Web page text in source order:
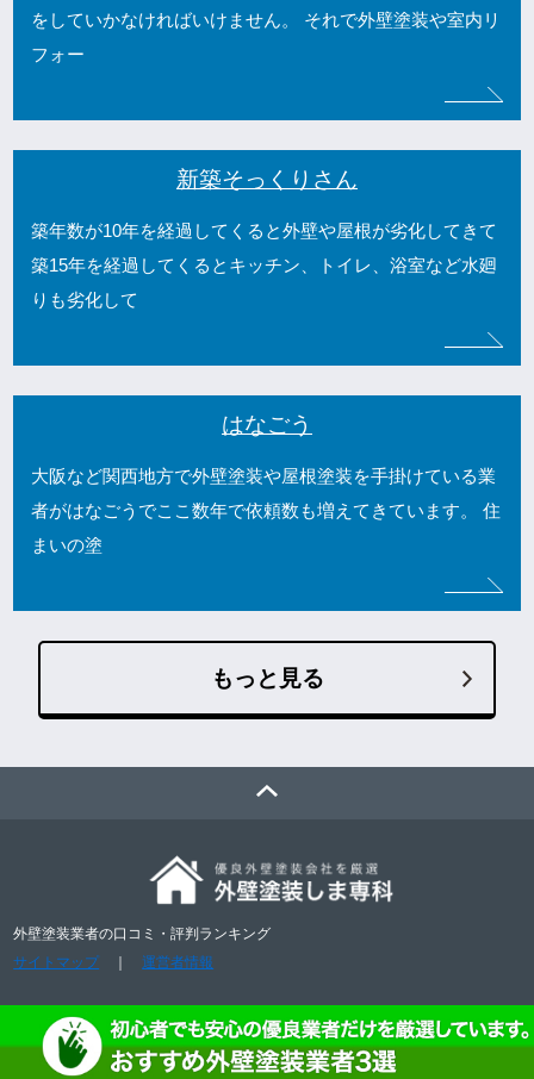
おすすめ外壁塗装会社3選
をしていかなければいけません。 それで外壁塗装や室内リ
フォー
新築そっくりさん
築年数が10年を経過してくると外壁や屋根が劣化してきて
築15年を経過してくるとキッチン、トイレ、浴室など水廻
りも劣化して
はなごう
大阪など関西地方で外壁塗装や屋根塗装を手掛けている業
者がはなごうでここ数年で依頼数も増えてきています。 住
まいの塗
もっと見る
外壁塗装業者の口コミ・評判ランキング
サイトマップ ｜運営者情報
© 2018 外壁塗装しま専科